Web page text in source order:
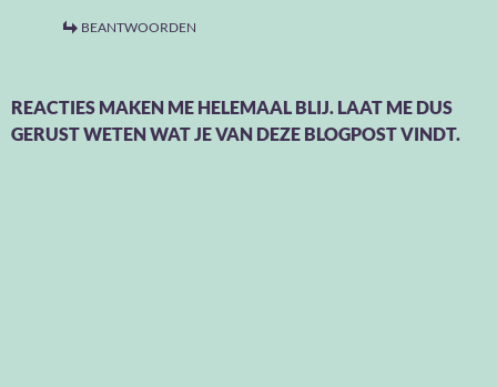
BEANTWOORDEN
REACTIES MAKEN ME HELEMAAL BLIJ. LAAT ME DUS
GERUST WETEN WAT JE VAN DEZE BLOGPOST VINDT.